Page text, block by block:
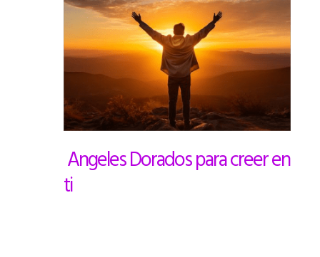
Angeles Dorados para creer en
ti